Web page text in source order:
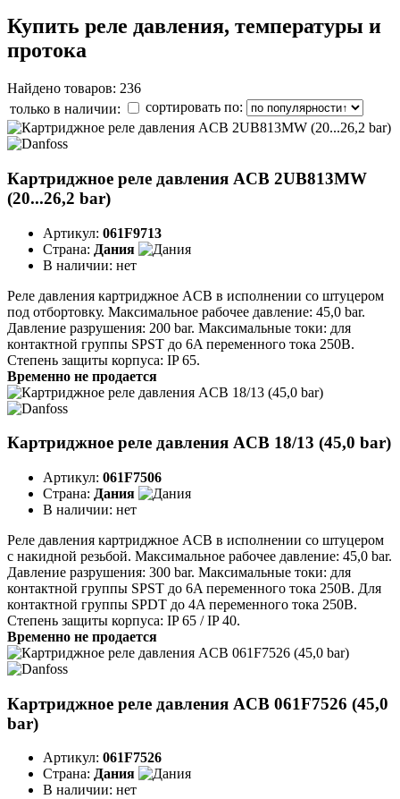
Купить реле давления, температуры и
протока
Найдено товаров: 236
только в наличии:
сортировать по:
Картриджное реле давления ACB 2UB813MW
(20...26,2 bar)
Артикул: 061F9713
Страна: Дания
В наличии: нет
Реле давления картриджное ACB в исполнении со штуцером
под отбортовку. Максимальное рабочее давление: 45,0 bar.
Давление разрушения: 200 bar. Максимальные токи: для
контактной группы SPST до 6A переменного тока 250B.
Степень защиты корпуса: IP 65.
Временно не продается
Картриджное реле давления ACB 18/13 (45,0 bar)
Артикул: 061F7506
Страна: Дания
В наличии: нет
Реле давления картриджное ACB в исполнении со штуцером
с накидной резьбой. Максимальное рабочее давление: 45,0 bar.
Давление разрушения: 300 bar. Максимальные токи: для
контактной группы SPST до 6A переменного тока 250B. Для
контактной группы SPDT до 4A переменного тока 250B.
Степень защиты корпуса: IP 65 / IP 40.
Временно не продается
Картриджное реле давления ACB 061F7526 (45,0
bar)
Артикул: 061F7526
Страна: Дания
В наличии: нет